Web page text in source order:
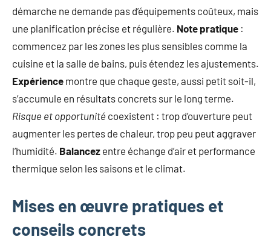
démarche ne demande pas d’équipements coûteux, mais
une planification précise et régulière. Note pratique :
commencez par les zones les plus sensibles comme la
cuisine et la salle de bains, puis étendez les ajustements.
Expérience montre que chaque geste, aussi petit soit-il,
s’accumule en résultats concrets sur le long terme.
Risque et opportunité coexistent : trop d’ouverture peut
augmenter les pertes de chaleur, trop peu peut aggraver
l’humidité. Balancez entre échange d’air et performance
thermique selon les saisons et le climat.
Mises en œuvre pratiques et
conseils concrets